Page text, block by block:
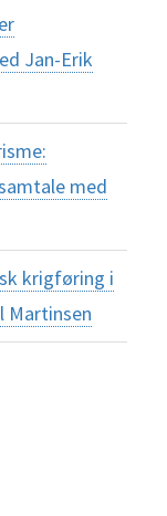
Jan-Erik
med
krigføring i
Martinsen